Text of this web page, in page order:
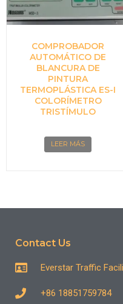
COMPROBADOR
AUTOMÁTICO DE
BLANCURA DE
PINTURA
TERMOPLÁSTICA ES-I
COLORÍMETRO
TRISTÍMULO
LEER MÁS
Contact Us
Everstar Traffic
+86 18851759784